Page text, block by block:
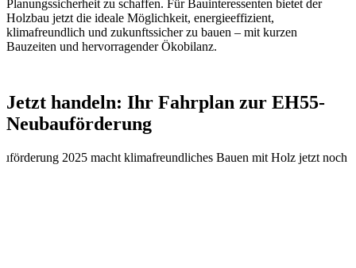
Planungssicherheit zu schaffen. Für Bauinteressenten bietet der
Holzbau jetzt die ideale Möglichkeit, energieeffizient,
klimafreundlich und zukunftssicher zu bauen – mit kurzen
Bauzeiten und hervorragender Ökobilanz.
Jetzt handeln: Ihr Fahrplan zur EH55-
Neubauförderung